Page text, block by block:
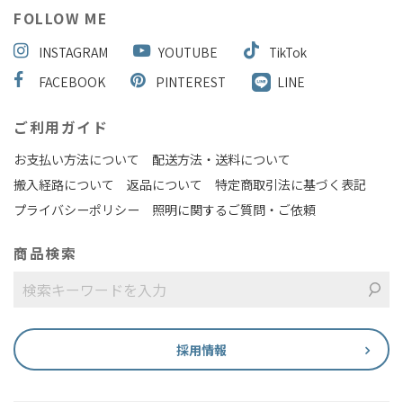
FOLLOW ME
INSTAGRAM YOUTUBE
TikTok
FACEBOOK
PINTEREST LINE
ご利用ガイド
お支払い方法について
配送方法・送料について
搬入経路について
返品について
特定商取引法に基づく表記
プライバシーポリシー
照明に関するご質問・ご依頼
商品検索
採用情報